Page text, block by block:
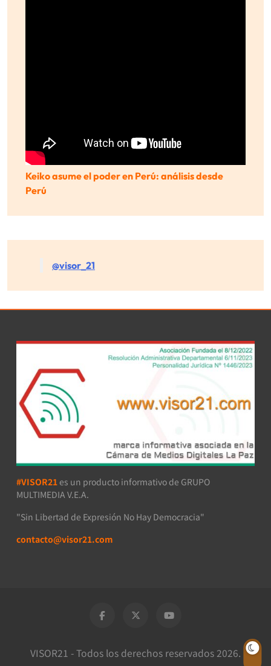
Keiko asume el poder en Perú: análisis desde
Perú
@visor_21
#VISOR21 es un producto informativo de GRUPO
MULTIMEDIA V.E.A.
"Sin Libertad de Expresión No Hay Democracia"
contacto@visor21.com
VISOR21 - Todos los derechos reservados 2026.